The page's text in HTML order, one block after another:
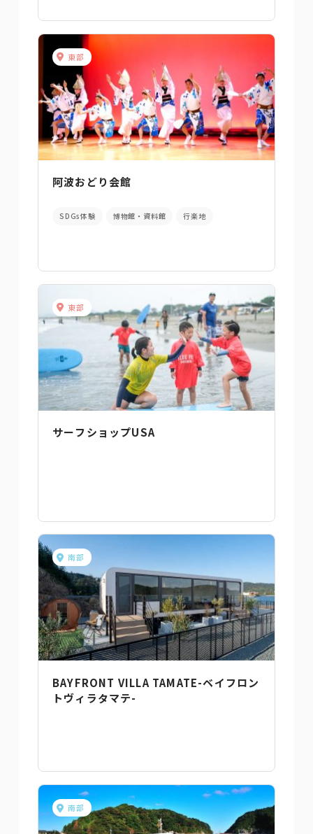
東部
阿波おどり会館
SDGs体験 博物館・資料館 行楽地
東部
サーフショップUSA
南部
BAYFRONT VILLA TAMATE-ベイフロン
トヴィラタマテ-
南部